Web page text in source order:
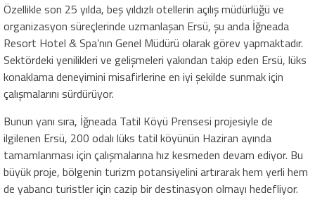
Özellikle son 25 yılda, beş yıldızlı otellerin açılış müdürlüğü ve
organizasyon süreçlerinde uzmanlaşan Ersü, şu anda İğneada
Resort Hotel & Spa’nın Genel Müdürü olarak görev yapmaktadır.
Sektördeki yenilikleri ve gelişmeleri yakından takip eden Ersü, lüks
konaklama deneyimini misafirlerine en iyi şekilde sunmak için
çalışmalarını sürdürüyor.
Bunun yanı sıra, İğneada Tatil Köyü Prensesi projesiyle de
ilgilenen Ersü, 200 odalı lüks tatil köyünün Haziran ayında
tamamlanması için çalışmalarına hız kesmeden devam ediyor. Bu
büyük proje, bölgenin turizm potansiyelini artırarak hem yerli hem
de yabancı turistler için cazip bir destinasyon olmayı hedefliyor.